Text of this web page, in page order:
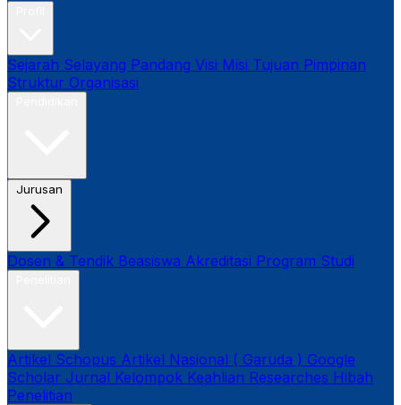
Sejarah Selayang Pandang Visi Misi Tujuan Pimpinan
Struktur Organisasi
Jurusan
Dosen & Tendik Beasiswa Akreditasi Program Studi
Artikel Schopus Artikel Nasional ( Garuda ) Google
Scholar Jurnal Kelompok Keahlian Researches Hibah
Penelitian